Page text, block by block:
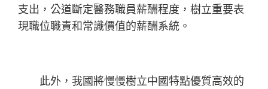
支出，公道斷定醫務職員薪酬程度，樹立重要表
現職位職責和常識價值的薪酬系統。
此外，我國將慢慢樹立中國特點優質高效的